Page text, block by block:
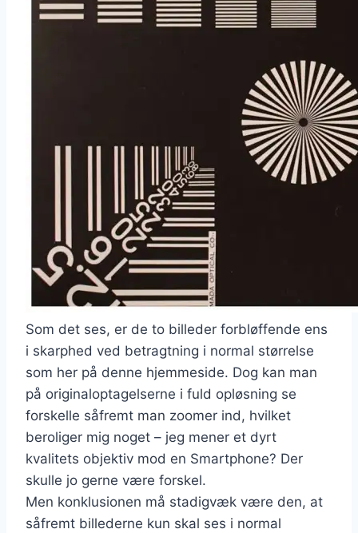
Som det ses, er de to billeder forbløffende ens
i skarphed ved betragtning i normal størrelse
som her på denne hjemmeside. Dog kan man
på originaloptagelserne i fuld opløsning se
forskelle såfremt man zoomer ind, hvilket
beroliger mig noget – jeg mener et dyrt
kvalitets objektiv mod en Smartphone? Der
skulle jo gerne være forskel.
Men konklusionen må stadigvæk være den, at
såfremt billederne kun skal ses i normal